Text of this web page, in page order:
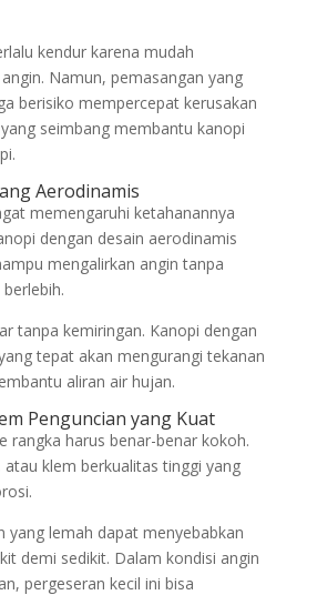
kendur karena mudah
Namun, pemasangan yang
berisiko mempercepat kerusakan
seimbang membantu kanopi
Aerodinamis
memengaruhi ketahanannya
dengan desain aerodinamis
mengalirkan angin tanpa
tanpa kemiringan. Kanopi dengan
tepat akan mengurangi tekanan
aliran air hujan.
Penguncian yang Kuat
rangka harus benar-benar kokoh.
atau klem berkualitas tinggi yang
yang lemah dapat menyebabkan
demi sedikit. Dalam kondisi angin
pergeseran kecil ini bisa